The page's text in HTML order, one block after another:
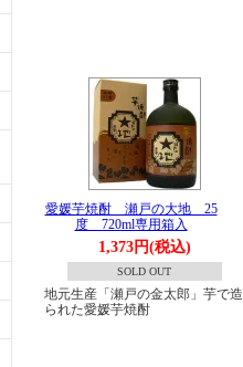
愛媛芋焼酎 瀬戸の大地 25
度 720ml専用箱入
1,373円(税込)
SOLD OUT
地元生産「瀬戸の金太郎」芋で造
られた愛媛芋焼酎